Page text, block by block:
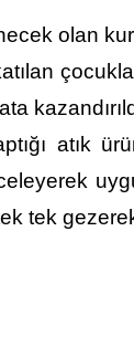
olan
atık
tek